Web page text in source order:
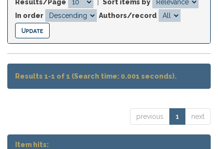
Results/Page
Sort items by
In order
Authors/record
Results 1-1 of 1 (Search time: 0.001 seconds).
previous 1 next
Item hits: